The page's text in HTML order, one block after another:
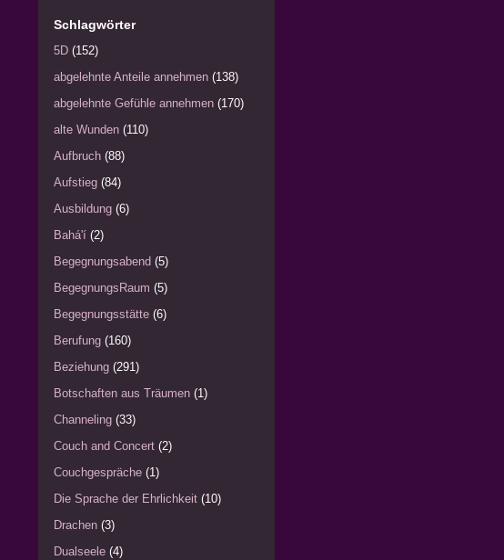
Schlagwörter
5D (152)
abgelehnte Anteile annehmen (138)
abgelehnte Gefühle annehmen (170)
alte Wunden (110)
Aufbruch (88)
Aufstieg (84)
Ausbildung (6)
Bahá'í (2)
Begegnungsabend (5)
BegegnungsRaum (5)
Begegnungsstätte (6)
Berufung (160)
Beziehung (291)
Botschaften aus Träumen (1)
Channeling (33)
Couch and Concert (2)
Couchgespräche (1)
Die Sprache der Ehrlichkeit (10)
Drachen (3)
Dualseele (4)